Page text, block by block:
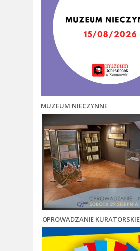
MUZEUM NIECZYNNE
OPROWADZANIE KURATORSKIE